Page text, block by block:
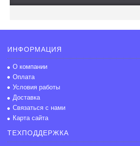
ИНФОРМАЦИЯ
О компании
Оплата
Условия работы
Доставка
Связаться с нами
Карта сайта
ТЕХПОДДЕРЖКА